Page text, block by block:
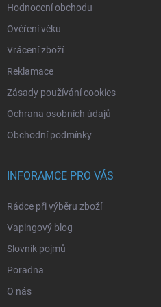
Hodnocení obchodu
Ověření věku
Vrácení zboží
Reklamace
Zásady používání cookies
Ochrana osobních údajů
Obchodní podmínky
INFORAMCE PRO VÁS
Rádce při výběru zboží
Vapingový blog
Slovník pojmů
Poradna
O nás